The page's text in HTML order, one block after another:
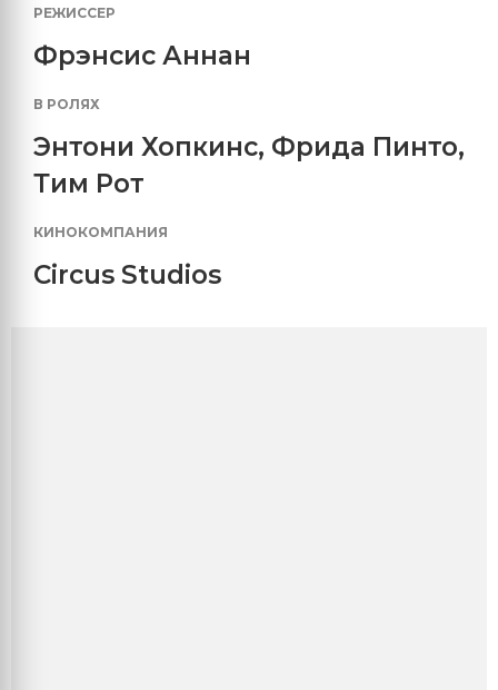
РЕЖИССЕР
Фрэнсис Аннан
В РОЛЯХ
Энтони Хопкинс, Фрида Пинто,
Тим Рот
КИНОКОМПАНИЯ
Circus Studios